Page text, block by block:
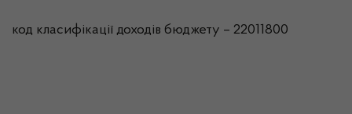
код класифікації доходів бюджету – 22011800